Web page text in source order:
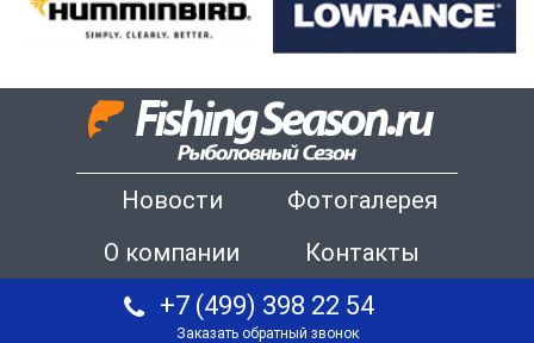
Новости
Фотогалерея
О компании
Контакты
+7 (499) 398 22 54
Заказать обратный звонок